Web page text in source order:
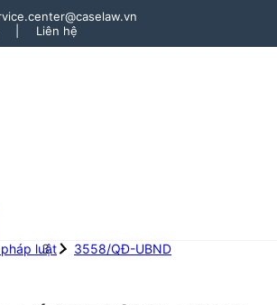
Liên hệ
luật 3558/QĐ-UBND